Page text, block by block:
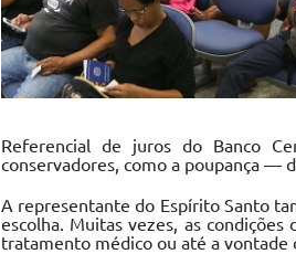
Referencial de juros do Banco
conservadores, como a poupança —
A representante do Espírito Santo
escolha. Muitas vezes, as
tratamento médico ou até a vontade